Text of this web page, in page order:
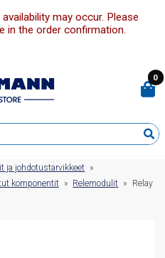
may occur. Please
in the order confirmation.
0
ja johdotustarvikkeet »
komponentit » Relemodulit »
Relay